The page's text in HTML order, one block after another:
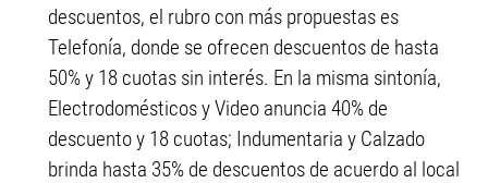
descuentos, el rubro con más propuestas es
Telefonía, donde se ofrecen descuentos de hasta
50% y 18 cuotas sin interés. En la misma sintonía,
Electrodomésticos y Video anuncia 40% de
descuento y 18 cuotas; Indumentaria y Calzado
brinda hasta 35% de descuentos de acuerdo al local